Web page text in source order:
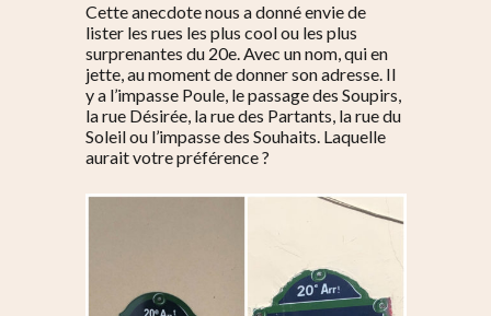
Cette anecdote nous a donné envie de
lister les rues les plus cool ou les plus
surprenantes du 20e. Avec un nom, qui en
jette, au moment de donner son adresse. Il
y a l’impasse Poule, le passage des Soupirs,
la rue Désirée, la rue des Partants, la rue du
Soleil ou l’impasse des Souhaits. Laquelle
aurait votre préférence ?